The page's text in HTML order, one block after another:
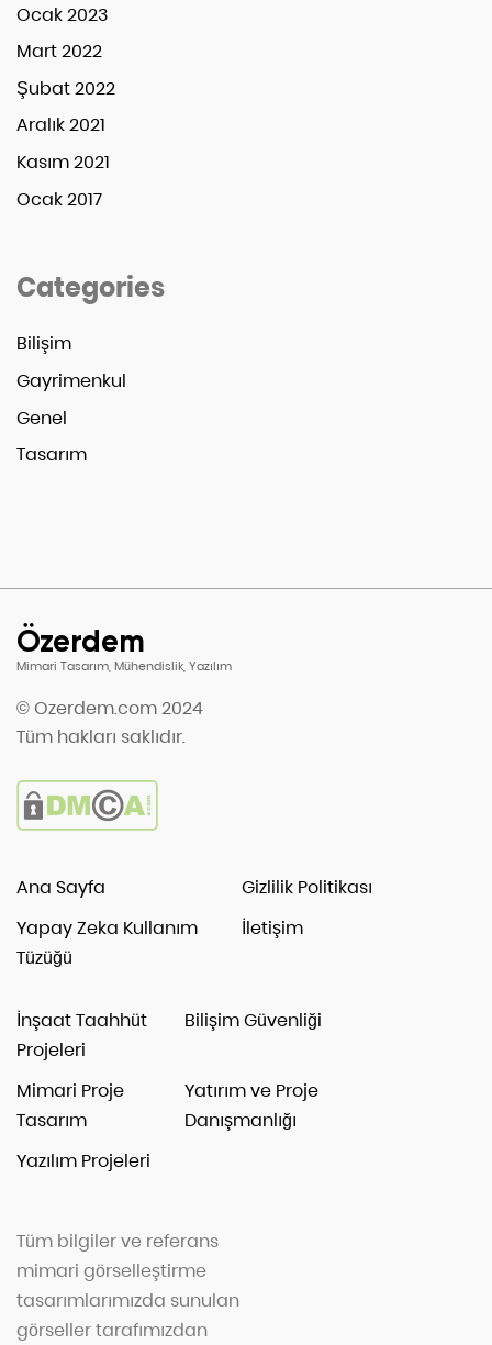
Ocak 2023
Mart 2022
Şubat 2022
Aralık 2021
Kasım 2021
Ocak 2017
Categories
Bilişim
Gayrimenkul
Genel
Tasarım
Özerdem
Mimari Tasarım, Mühendislik, Yazılım
© Ozerdem.com 2024
Tüm hakları saklıdır.
Ana Sayfa
Gizlilik Politikası
Yapay Zeka Kullanım
Tüzüğü
İletişim
İnşaat Taahhüt
Projeleri
Bilişim Güvenliği
Mimari Proje
Tasarım
Yatırım ve Proje
Danışmanlığı
Yazılım Projeleri
Tüm bilgiler ve referans
mimari görselleştirme
tasarımlarımızda sunulan
görseller tarafımızdan